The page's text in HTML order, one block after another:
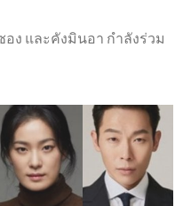
ง และคังมินอา กำลังร่วม